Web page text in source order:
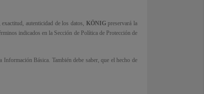
autenticidad de los datos, KÖNIGpreservará la
indicados en la Sección de Política de Protección de
Básica. También debe saber, que el hecho de